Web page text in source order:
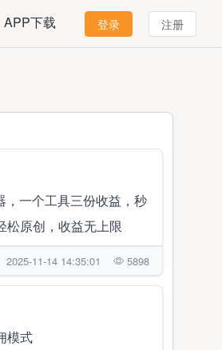
APP下载 登录 注册
，一个工具三份收益，秒
松原创，收益无上限
2025-11-14 14:35:01 5898
模式